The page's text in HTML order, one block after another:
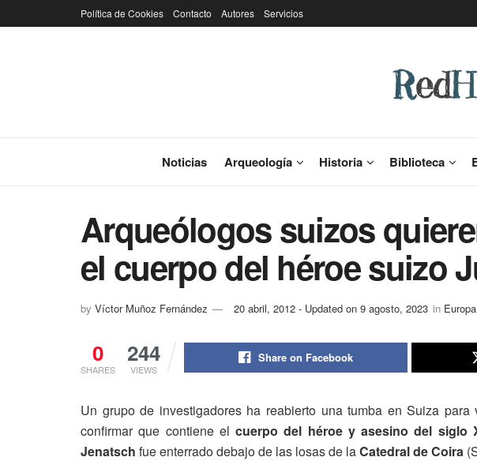
Política de Cookies Contacto Autores Servicios
Noticias Arqueología Historia Biblioteca
Arqueólogos suizos
el cuerpo del héroe suizo
by Víctor Muñoz Fernández 20 abril, 2012 - Updated on 9 agosto, 2023 in Europa
0
SHARES
244
VIEWS
Share on Facebook
Un grupo de investigadores ha reabierto una tumba en Suiza
confirmar que contiene el cuerpo del héroe y asesino del siglo
Jenatsch fue enterrado debajo de las losas de laCatedral de Coira